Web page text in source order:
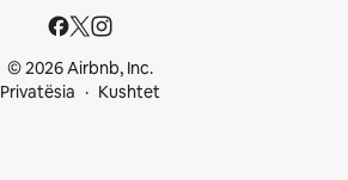
© 2026 Airbnb, Inc.
Privatësia
Kushtet